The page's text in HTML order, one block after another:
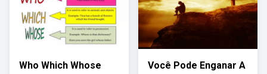
Who Which Whose Você Pode Enganar A